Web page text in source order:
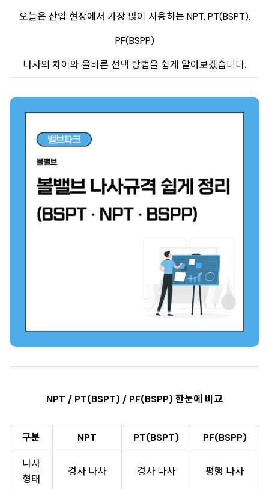
오늘은 산업 현장에서 가장 많이 사용하는 NPT, PT(BSPT),
PF(BSPP)
나사의 차이와 올바른 선택 방법을 쉽게 알아보겠습니다.
NPT / PT(BSPT) / PF(BSPP) 한눈에 비교
구분 NPT PT(BSPT) PF(BSPP)
나사
형태
경사 나사 경사 나사 평행 나사